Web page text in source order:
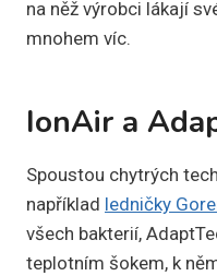
na něž výrobci lákají
mnohem víc.
IonAir a
Spoustou chytrých
například ledničky
všech bakterií,
teplotním šokem, k